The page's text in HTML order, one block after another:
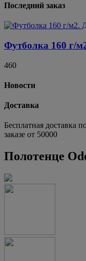
Последний заказ
Футболка 160 г/
460
Новости
Доставка
Бесплатная доставка
заказе от 50000
Полотенце